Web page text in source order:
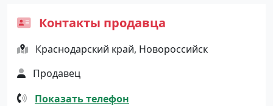
Контакты продавца
Краснодарский край, Новороссийск
Продавец
Показать телефон